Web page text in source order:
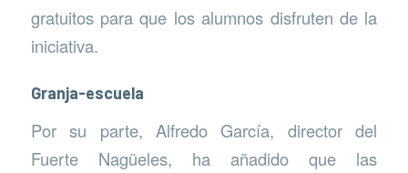
gratuitos para que los alumnos disfruten de la
iniciativa.
Granja-escuela
Por su parte, Alfredo García, director del
Fuerte Nagüeles, ha añadido que las